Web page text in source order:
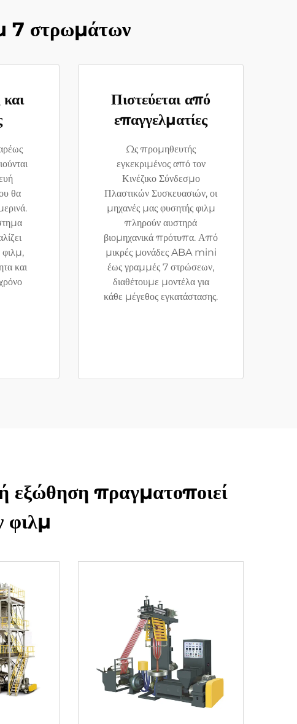
7 στρωμάτων
θα
και
Πιστεύεται από
επαγγελματίες
Ως προμηθευτής
εγκεκριμένος από τον
Κινέζικο Σύνδεσμο
Πλαστικών Συσκευασιών, οι
μηχανές μας φυσητής φιλμ
πληρούν αυστηρά
βιομηχανικά πρότυπα. Από
μικρές μονάδες ABA mini
έως γραμμές 7 στρώσεων,
διαθέτουμε μοντέλα για
κάθε μέγεθος εγκατάστασης.
εξώθηση πραγματοποιεί
φιλμ